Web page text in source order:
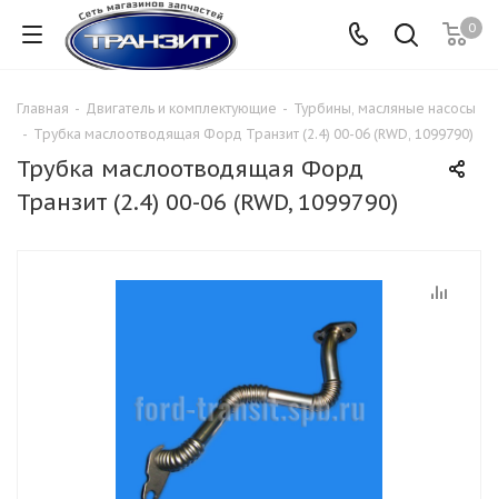
0
Главная - Двигатель и комплектующие - Турбины, масляные насосы
- Трубка маслоотводящая Форд Транзит (2.4) 00-06 (RWD, 1099790)
Трубка маслоотводящая Форд
Транзит (2.4) 00-06 (RWD, 1099790)